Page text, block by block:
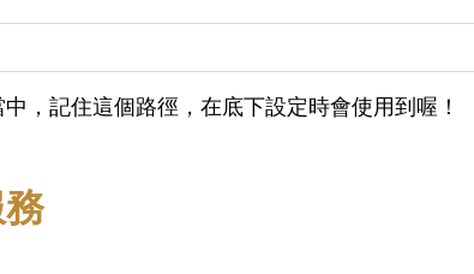
中，記住這個路徑，在底下設定時會使用到喔！